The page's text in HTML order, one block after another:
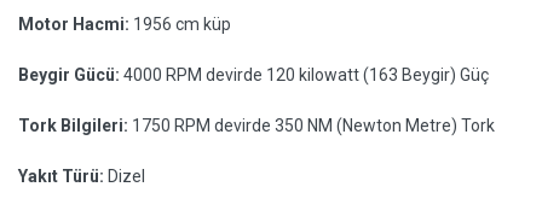
Motor Hacmi: 1956 cm küp
Beygir Gücü: 4000 RPM devirde 120 kilowatt (163 Beygir) Güç
Tork Bilgileri: 1750 RPM devirde 350 NM (Newton Metre) Tork
Yakıt Türü: Dizel